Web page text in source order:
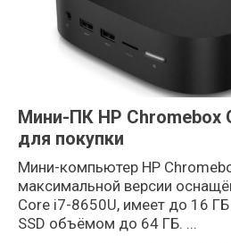
Мини-ПК HP Chromebox
для покупки
Мини-компьютер HP
максимальной версии
Core i7-8650U, имеет до 16
SSD объёмом до 64 ГБ. ...